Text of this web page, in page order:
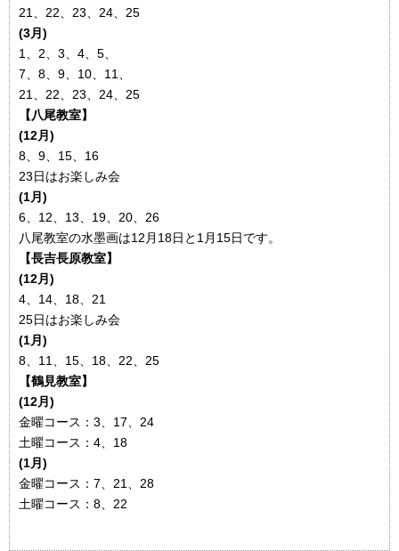
21、22、23、24、25
(3月)
1、2、3、4、5、
7、8、9、10、11、
21、22、23、24、25
【八尾教室】
(12月)
8、9、15、16
23日はお楽しみ会
(1月)
6、12、13、19、20、26
八尾教室の水墨画は12月18日と1月15日です。
【長吉長原教室】
(12月)
4、14、18、21
25日はお楽しみ会
(1月)
8、11、15、18、22、25
【鶴見教室】
(12月)
金曜コース：3、17、24
土曜コース：4、18
(1月)
金曜コース：7、21、28
土曜コース：8、22